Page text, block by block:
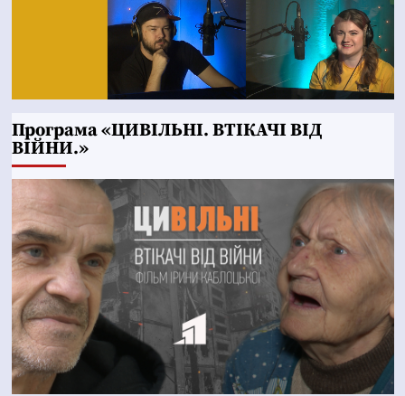
Програма «ЦИВІЛЬНІ. ВТІКАЧІ ВІД
ВІЙНИ.»